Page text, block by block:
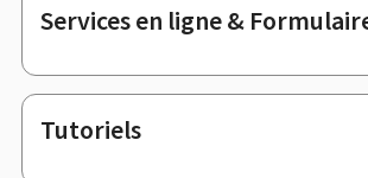
Services en ligne &
Tutoriels